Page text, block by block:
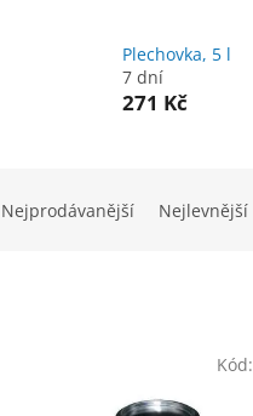
Plechovka, 5 l
7 dní
271 Kč
Nejprodávanější Nejlevnější
Kód: